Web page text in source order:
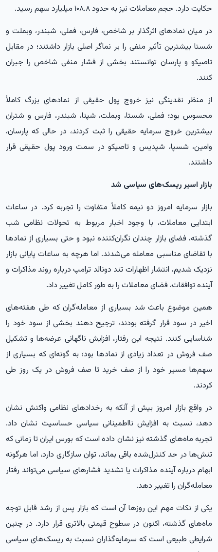
حکایت دارد. حجم معاملات نیز به حدود ۱۰۸.۸ میلیارد سهم رسید.
در میان نمادهای اثرگذار بر شاخص، فارس، فملی، شبندر، وبملت و
شستا بیشترین تأثیر منفی را بر نماگر اصلی بازار داشتند؛ در مقابل
تاصیکو و پارسان توانستند بخشی از فشار منفی شاخص را جبران
کنند.
از منظر نقدینگی نیز خروج پول حقیقی از نمادهای بزرگ کاملاً
محسوس بود؛ فملی، شستا، وبملت، شپنا، شبندر، فارس و شتران
بیشترین خروج سرمایه حقیقی را ثبت کردند، در حالی که پارسان،
وامین، شسپا، شپدیس و تاصیکو در سمت ورود پول حقیقی قرار
داشتند.
بازار اسیر ریسک‌های سیاسی شد
بازار سرمایه امروز دو نیمه کاملاً متفاوت را تجربه کرد. در ساعات
ابتدایی معاملات، با وجود اخبار مربوط به تحولات نظامی شب
گذشته، فضای بازار چندان نگران‌کننده نبود و حتی بسیاری از نمادها
با تقاضای مناسبی معامله می‌شدند. اما هرچه به ساعات پایانی بازار
نزدیک شدیم، انتشار اظهارات تند دونالد ترامپ درباره روند مذاکرات و
آینده توافقات، فضای معاملات را به طور کامل تغییر داد.
همین موضوع باعث شد بسیاری از معامله‌گران که طی هفته‌های
اخیر در سود قرار گرفته بودند، ترجیح دهند بخشی از سود خود را
شناسایی کنند. نتیجه این رفتار، افزایش ناگهانی عرضه‌ها و تشکیل
صف فروش در تعداد زیادی از نمادها بود؛ به گونه‌ای که بسیاری از
سهم‌ها مسیر خود را از صف خرید تا صف فروش در یک روز طی
کردند.
در واقع بازار امروز بیش از آنکه به رخدادهای نظامی واکنش نشان
دهد، نسبت به افزایش نااطمینانی سیاسی حساسیت نشان داد.
تجربه ماه‌های گذشته نیز نشان داده است که بورس ایران تا زمانی که
تنش‌ها در حد کنترل‌شده باقی بماند، توان سازگاری دارد، اما هرگونه
ابهام درباره آینده مذاکرات یا تشدید فشارهای سیاسی می‌تواند رفتار
معامله‌گران را تغییر دهد.
یکی از نکات مهم این روزها آن است که بازار پس از رشد قابل توجه
ماه‌های گذشته، اکنون در سطوح قیمتی بالاتری قرار دارد. در چنین
شرایطی طبیعی است که سرمایه‌گذاران نسبت به ریسک‌های سیاسی